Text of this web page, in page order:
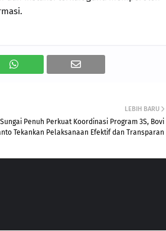
LEBIH BARU
Penuh Perkuat Koordinasi Program 3S, Bovi
Tekankan Pelaksanaan Efektif dan Transparan